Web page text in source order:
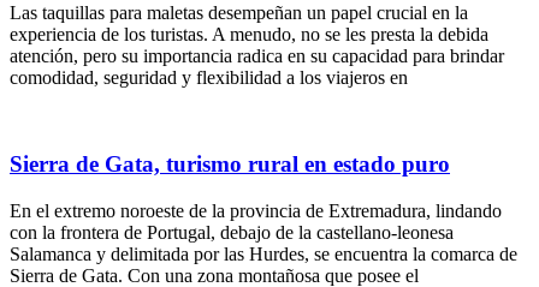
Las taquillas para maletas desempeñan un papel crucial en la
experiencia de los turistas. A menudo, no se les presta la debida
atención, pero su importancia radica en su capacidad para brindar
comodidad, seguridad y flexibilidad a los viajeros en
Sierra de Gata, turismo rural en estado puro
En el extremo noroeste de la provincia de Extremadura, lindando
con la frontera de Portugal, debajo de la castellano-leonesa
Salamanca y delimitada por las Hurdes, se encuentra la comarca de
Sierra de Gata. Con una zona montañosa que posee el